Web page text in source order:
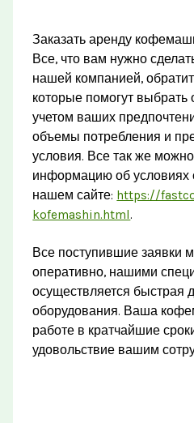
Заказать аренду
Все, что вам нужно
нашей компанией,
которые помогут
учетом ваших
объемы потребления и
условия. Все так же
информацию об условиях
нашем сайте: https://
kofemashin.html.
Все поступившие заявки
оперативно, нашими
осуществляется быстрая
оборудования. Ваша
работе в кратчайшие
удовольствие вашим